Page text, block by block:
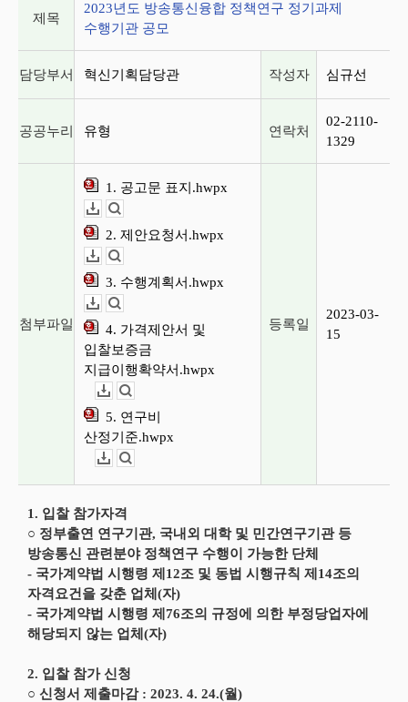
제목
2023년도 방송통신융합 정책연구 정기과제
수행기관 공모
담당부서 혁신기획담당관 작성자 심규선
공공누리 유형 연락처
02-2110-
1329
첨부파일
1. 공고문 표지.hwpx
2. 제안요청서.hwpx
3. 수행계획서.hwpx
4. 가격제안서 및
입찰보증금
지급이행확약서.hwpx
5. 연구비
산정기준.hwpx
등록일
2023-03-
15
1. 입찰 참가자격
○ 정부출연 연구기관, 국내외 대학 및 민간연구기관 등
방송통신 관련분야 정책연구 수행이 가능한 단체
- 국가계약법 시행령 제12조 및 동법 시행규칙 제14조의
자격요건을 갖춘 업체(자)
- 국가계약법 시행령 제76조의 규정에 의한 부정당업자에
해당되지 않는 업체(자)
2. 입찰 참가 신청
○ 신청서 제출마감 : 2023. 4. 24.(월)